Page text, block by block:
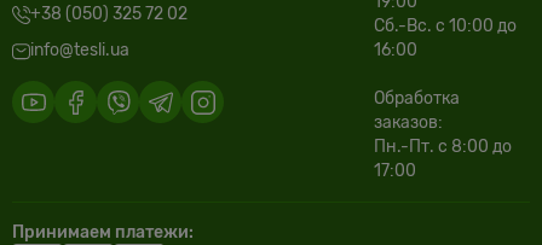
+38 (050) 325 72 02
info@tesli.ua
Сб.-Вс. с 10:00 до
16:00
Обработка
заказов:
Пн.-Пт. с 8:00 до
17:00
Принимаем платежи: